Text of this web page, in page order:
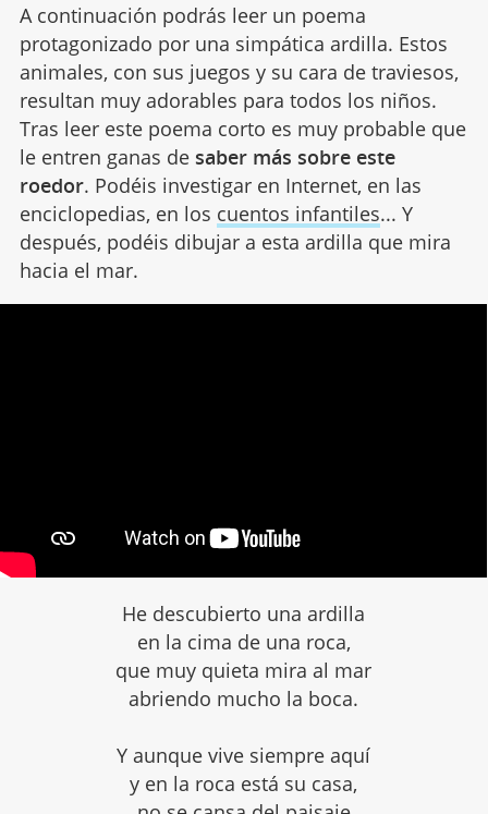
A continuación podrás leer un poema
protagonizado por una simpática ardilla. Estos
animales, con sus juegos y su cara de traviesos,
resultan muy adorables para todos los niños.
Tras leer este poema corto es muy probable que
le entren ganas desaber más sobre este
roedor. Podéis investigar en Internet, en las
enciclopedias, en los cuentos infantiles... Y
después, podéis dibujar a esta ardilla que mira
hacia el mar.
He descubierto una ardilla
en la cima de una roca,
que muy quieta mira al mar
abriendo mucho la boca.
Y aunque vive siempre aquí
y en la roca está su casa,